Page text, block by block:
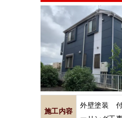
施工内容
外壁塗装